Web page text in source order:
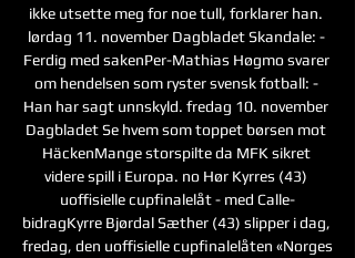
ikke utsette meg for noe tull, forklarer han.
lørdag 11. november Dagbladet Skandale: -
Ferdig med sakenPer-Mathias Høgmo svarer
om hendelsen som ryster svensk fotball: -
Han har sagt unnskyld. fredag 10. november
Dagbladet Se hvem som toppet børsen mot
HäckenMange storspilte da MFK sikret
videre spill i Europa. no Hør Kyrres (43)
uoffisielle cupfinalelåt - med Calle-
bidragKyrre Bjørdal Sæther (43) slipper i dag,
fredag, den uoffisielle cupfinalelåten «Norges